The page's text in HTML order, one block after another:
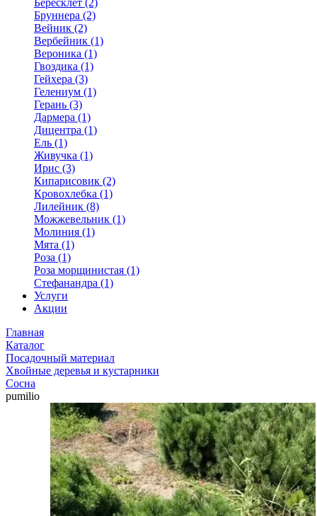
Бересклет (2)
Бруннера (2)
Вейник (2)
Вербейник (1)
Вероника (1)
Гвоздика (1)
Гейхера (3)
Гелениум (1)
Герань (3)
Дармера (1)
Дицентра (1)
Ель (1)
Живучка (1)
Ирис (3)
Кипарисовик (2)
Кровохлебка (1)
Лилейник (8)
Можжевельник (1)
Молиния (1)
Мята (1)
Роза (1)
Роза морщинистая (1)
Стефанандра (1)
Услуги
Акции
Главная
Каталог
Посадочный материал
Хвойные деревья и кустарники
Сосна
pumilio